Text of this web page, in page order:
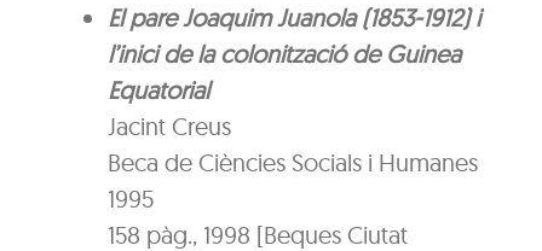
El pare Joaquim Juanola (1853-1912) i
l’inici de la colonització de Guinea
Equatorial
Jacint Creus
Beca de Ciències Socials i Humanes
1995
158 pàg., 1998 [Beques Ciutat